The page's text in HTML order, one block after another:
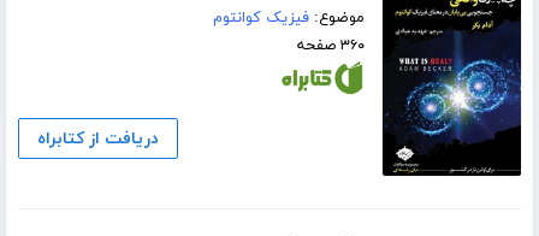
موضوع:فیزیک کوانتوم
۳۶۰ صفحه
دریافت از کتابراه